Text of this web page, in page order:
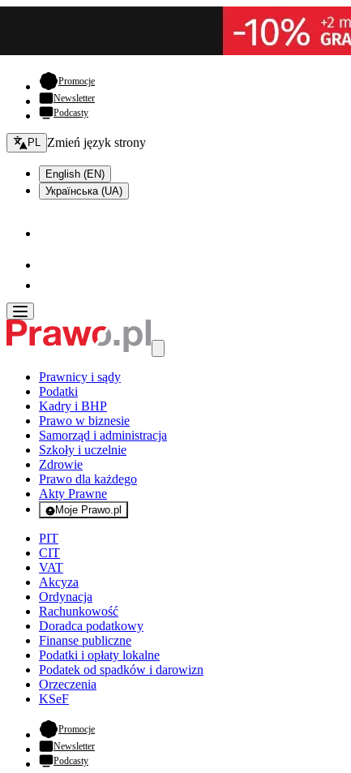
Promocje- otwiera się w nowej karcie
Newsletter
Podcasty
Zmień język - bieżący:
PL Zmień język strony
English (EN)
Українська (UA)
Prawnicy i sądy
Podatki
Kadry i BHP
Prawo w biznesie
Samorząd i administracja
Szkoły i uczelnie
Zdrowie
Prawo dla każdego
Akty Prawne
Moje Prawo.pl
- rejestracja i logowanie do serwisu
PIT
CIT
VAT
Akcyza
Ordynacja
Rachunkowość
Doradca podatkowy
Finanse publiczne
Podatki i opłaty lokalne
Podatek od spadków i darowizn
Orzeczenia
KSeF
Promocje- otwiera się w nowej karcie
Newsletter
Podcasty